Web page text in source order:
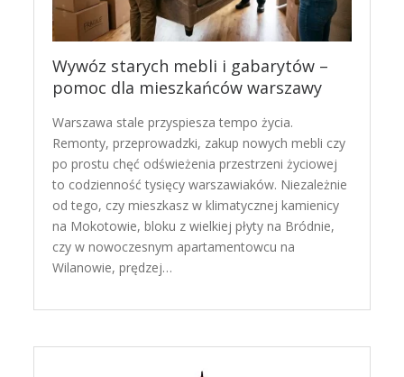
Wywóz starych mebli i gabarytów –
pomoc dla mieszkańców warszawy
Warszawa stale przyspiesza tempo życia.
Remonty, przeprowadzki, zakup nowych mebli czy
po prostu chęć odświeżenia przestrzeni życiowej
to codzienność tysięcy warszawiaków. Niezależnie
od tego, czy mieszkasz w klimatycznej kamienicy
na Mokotowie, bloku z wielkiej płyty na Bródnie,
czy w nowoczesnym apartamentowcu na
Wilanowie, prędzej…